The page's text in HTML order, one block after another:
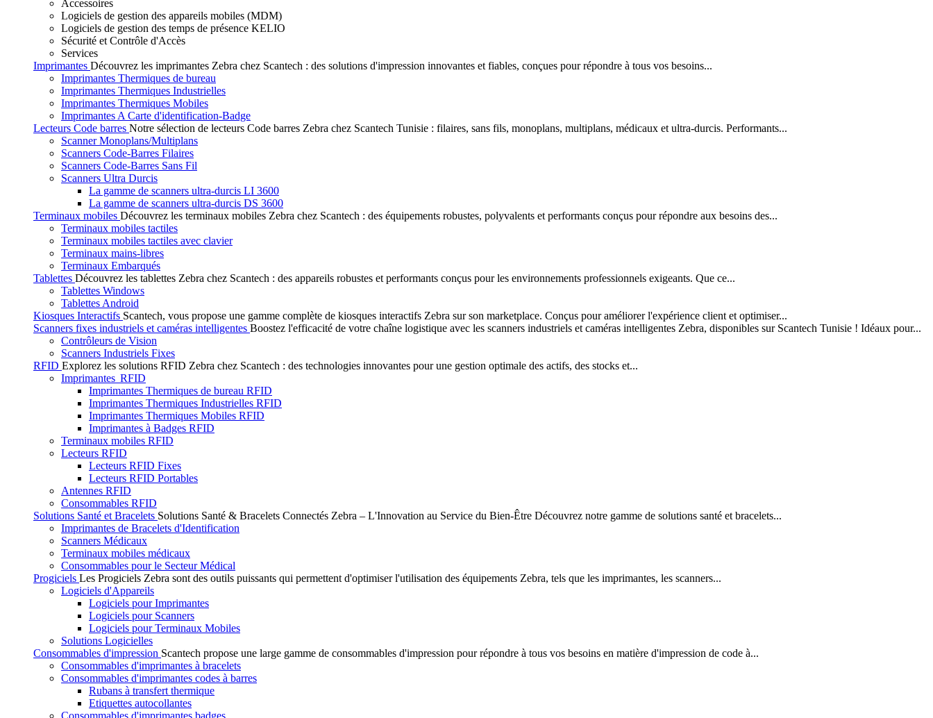
Accessoires
Logiciels de gestion des appareils mobiles (MDM)
Logiciels de gestion des temps de présence KELIO
Sécurité et Contrôle d'Accès
Services
Imprimantes Découvrez les imprimantes Zebra chez Scantech : des solutions d'impression innovantes et fiables, conçues pour répondre à tous vos besoins...
Imprimantes Thermiques de bureau
Imprimantes Thermiques Industrielles
Imprimantes Thermiques Mobiles
Imprimantes A Carte d'identification-Badge
Lecteurs Code barres Notre sélection de lecteurs Code barres Zebra chez Scantech Tunisie : filaires, sans fils, monoplans, multiplans, médicaux et ultra-durcis. Performants...
Scanner Monoplans/Multiplans
Scanners Code-Barres Filaires
Scanners Code-Barres Sans Fil
Scanners Ultra Durcis
La gamme de scanners ultra-durcis LI 3600
La gamme de scanners ultra-durcis DS 3600
Terminaux mobiles Découvrez les terminaux mobiles Zebra chez Scantech : des équipements robustes, polyvalents et performants conçus pour répondre aux besoins des...
Terminaux mobiles tactiles
Terminaux mobiles tactiles avec clavier
Terminaux mains-libres
Terminaux Embarqués
Tablettes Découvrez les tablettes Zebra chez Scantech : des appareils robustes et performants conçus pour les environnements professionnels exigeants. Que ce...
Tablettes Windows
Tablettes Android
Kiosques Interactifs Scantech, vous propose une gamme complète de kiosques interactifs Zebra sur son marketplace. Conçus pour améliorer l'expérience client et optimiser...
Scanners fixes industriels et caméras intelligentes Boostez l'efficacité de votre chaîne logistique avec les scanners industriels et caméras intelligentes Zebra, disponibles sur Scantech Tunisie ! Idéaux pour...
Contrôleurs de Vision
Scanners Industriels Fixes
RFID Explorez les solutions RFID Zebra chez Scantech : des technologies innovantes pour une gestion optimale des actifs, des stocks et...
Imprimantes RFID
Imprimantes Thermiques de bureau RFID
Imprimantes Thermiques Industrielles RFID
Imprimantes Thermiques Mobiles RFID
Imprimantes à Badges RFID
Terminaux mobiles RFID
Lecteurs RFID
Lecteurs RFID Fixes
Lecteurs RFID Portables
Antennes RFID
Consommables RFID
Solutions Santé et Bracelets Solutions Santé & Bracelets Connectés Zebra – L'Innovation au Service du Bien-Être Découvrez notre gamme de solutions santé et bracelets...
Imprimantes de Bracelets d'Identification
Scanners Médicaux
Terminaux mobiles médicaux
Consommables pour le Secteur Médical
Progiciels Les Progiciels Zebra sont des outils puissants qui permettent d'optimiser l'utilisation des équipements Zebra, tels que les imprimantes, les scanners...
Logiciels d'Appareils
Logiciels pour Imprimantes
Logiciels pour Scanners
Logiciels pour Terminaux Mobiles
Solutions Logicielles
Consommables d'impression Scantech propose une large gamme de consommables d'impression pour répondre à tous vos besoins en matière d'impression de code à...
Consommables d'imprimantes à bracelets
Consommables d'imprimantes codes à barres
Rubans à transfert thermique
Etiquettes autocollantes
Consommables d'imprimantes badges